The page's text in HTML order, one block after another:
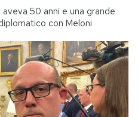
50 anni e una grande
con Meloni